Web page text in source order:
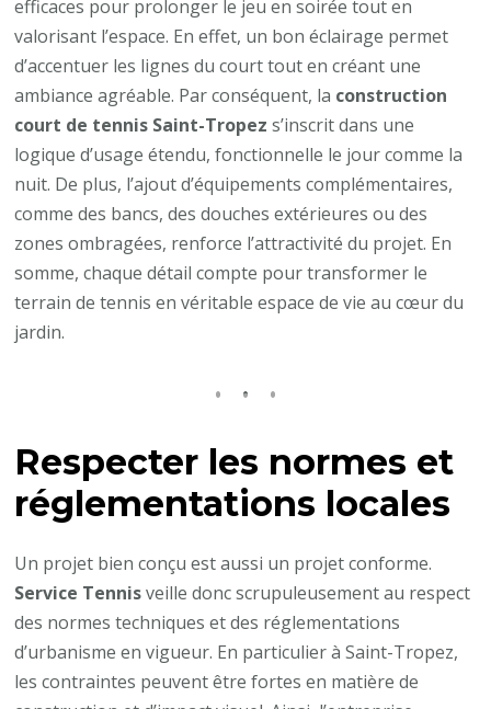
efficaces pour prolonger le jeu en soirée tout en
valorisant l’espace. En effet, un bon éclairage permet
d’accentuer les lignes du court tout en créant une
ambiance agréable. Par conséquent, la construction
court de tennis Saint-Tropez s’inscrit dans une
logique d’usage étendu, fonctionnelle le jour comme la
nuit. De plus, l’ajout d’équipements complémentaires,
comme des bancs, des douches extérieures ou des
zones ombragées, renforce l’attractivité du projet. En
somme, chaque détail compte pour transformer le
terrain de tennis en véritable espace de vie au cœur du
jardin.
Respecter les normes et
réglementations locales
Un projet bien conçu est aussi un projet conforme.
Service Tennisveille donc scrupuleusement au respect
des normes techniques et des réglementations
d’urbanisme en vigueur. En particulier à Saint-Tropez,
les contraintes peuvent être fortes en matière de